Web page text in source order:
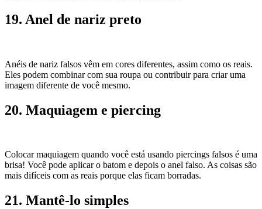
19. Anel de nariz preto
Anéis de nariz falsos vêm em cores diferentes, assim como os reais.
Eles podem combinar com sua roupa ou contribuir para criar uma
imagem diferente de você mesmo.
20. Maquiagem e piercing
Colocar maquiagem quando você está usando piercings falsos é uma
brisa! Você pode aplicar o batom e depois o anel falso. As coisas são
mais difíceis com as reais porque elas ficam borradas.
21. Mantê-lo simples